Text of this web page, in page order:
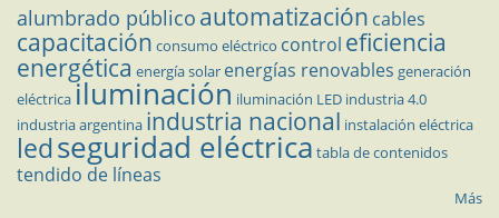
alumbrado público automatización cables
capacitación consumo eléctrico control eficiencia
energética energía solar energías renovables generación
eléctricailuminación iluminación LED industria 4.0
industria argentina industria nacional instalación eléctrica
ledseguridad eléctrica tabla de contenidos
tendido de líneas
Más